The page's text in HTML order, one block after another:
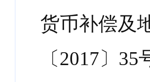
货币补偿及
〔2017〕 35